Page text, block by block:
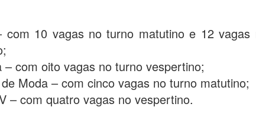
com 10 vagas no turno matutino e 12 vagas
– com oito vagas no turno vespertino;
Moda – com cinco vagas no turno matutino;
– com quatro vagas no vespertino.